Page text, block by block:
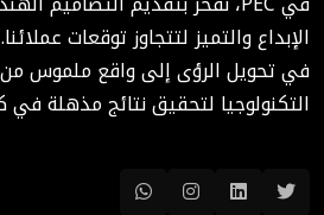
August 02, 2025 12:46 PM
الإبداع والتميز لتتجاوز توقعات
في تحويل الرؤى إلى واقع ملموس من
التكنولوجيا لتحقيق نتائج مذهلة